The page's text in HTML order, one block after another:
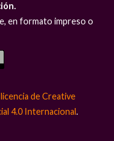
en formato impreso o
licencia de Creative
4.0 Internacional.